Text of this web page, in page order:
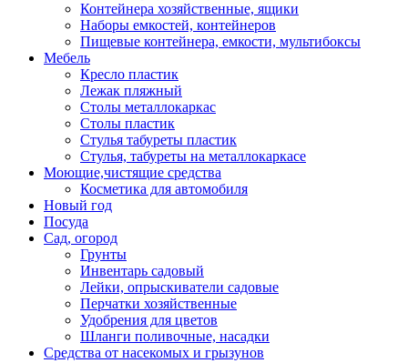
Контейнера хозяйственные, ящики
Наборы емкостей, контейнеров
Пищевые контейнера, емкости, мультибоксы
Мебель
Кресло пластик
Лежак пляжный
Столы металлокаркас
Столы пластик
Стулья табуреты пластик
Стулья, табуреты на металлокаркасе
Моющие,чистящие средства
Косметика для автомобиля
Новый год
Посуда
Сад, огород
Грунты
Инвентарь садовый
Лейки, опрыскиватели садовые
Перчатки хозяйственные
Удобрения для цветов
Шланги поливочные, насадки
Средства от насекомых и грызунов